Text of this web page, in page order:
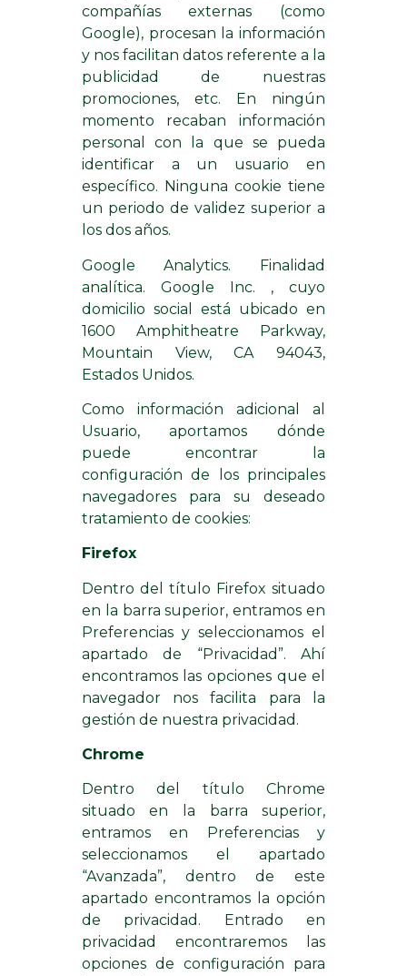
compañías externas (como
Google), procesan la información
y nos facilitan datos referente a la
publicidad de nuestras
promociones, etc. En ningún
momento recaban información
personal con la que se pueda
identificar a un usuario en
específico. Ninguna cookie tiene
un periodo de validez superior a
los dos años.
Google Analytics. Finalidad
analítica. Google Inc. , cuyo
domicilio social está ubicado en
1600 Amphitheatre Parkway,
Mountain View, CA 94043,
Estados Unidos.
Como información adicional al
Usuario, aportamos dónde
puede encontrar la
configuración de los principales
navegadores para su deseado
tratamiento de cookies:
Firefox
Dentro del título Firefox situado
en la barra superior, entramos en
Preferencias y seleccionamos el
apartado de “Privacidad”. Ahí
encontramos las opciones que el
navegador nos facilita para la
gestión de nuestra privacidad.
Chrome
Dentro del título Chrome
situado en la barra superior,
entramos en Preferencias y
seleccionamos el apartado
“Avanzada”, dentro de este
apartado encontramos la opción
de privacidad. Entrado en
privacidad encontraremos las
opciones de configuración para